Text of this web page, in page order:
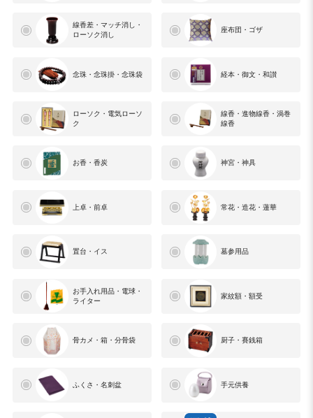
線香差・マッチ消し・
ローソク消し
座布団・ゴザ
念珠・念珠掛・念珠袋 経本・御文・和讃
ローソク・電気ローソ
ク
線香・進物線香・渦巻
線香
お香・香炭 神宮・神具
上卓・前卓 常花・造花・蓮華
置台・イス 墓参用品
お手入れ用品・電球・
ライター
家紋額・額受
骨カメ・箱・分骨袋 厨子・賽銭箱
ふくさ・名刺盆 手元供養